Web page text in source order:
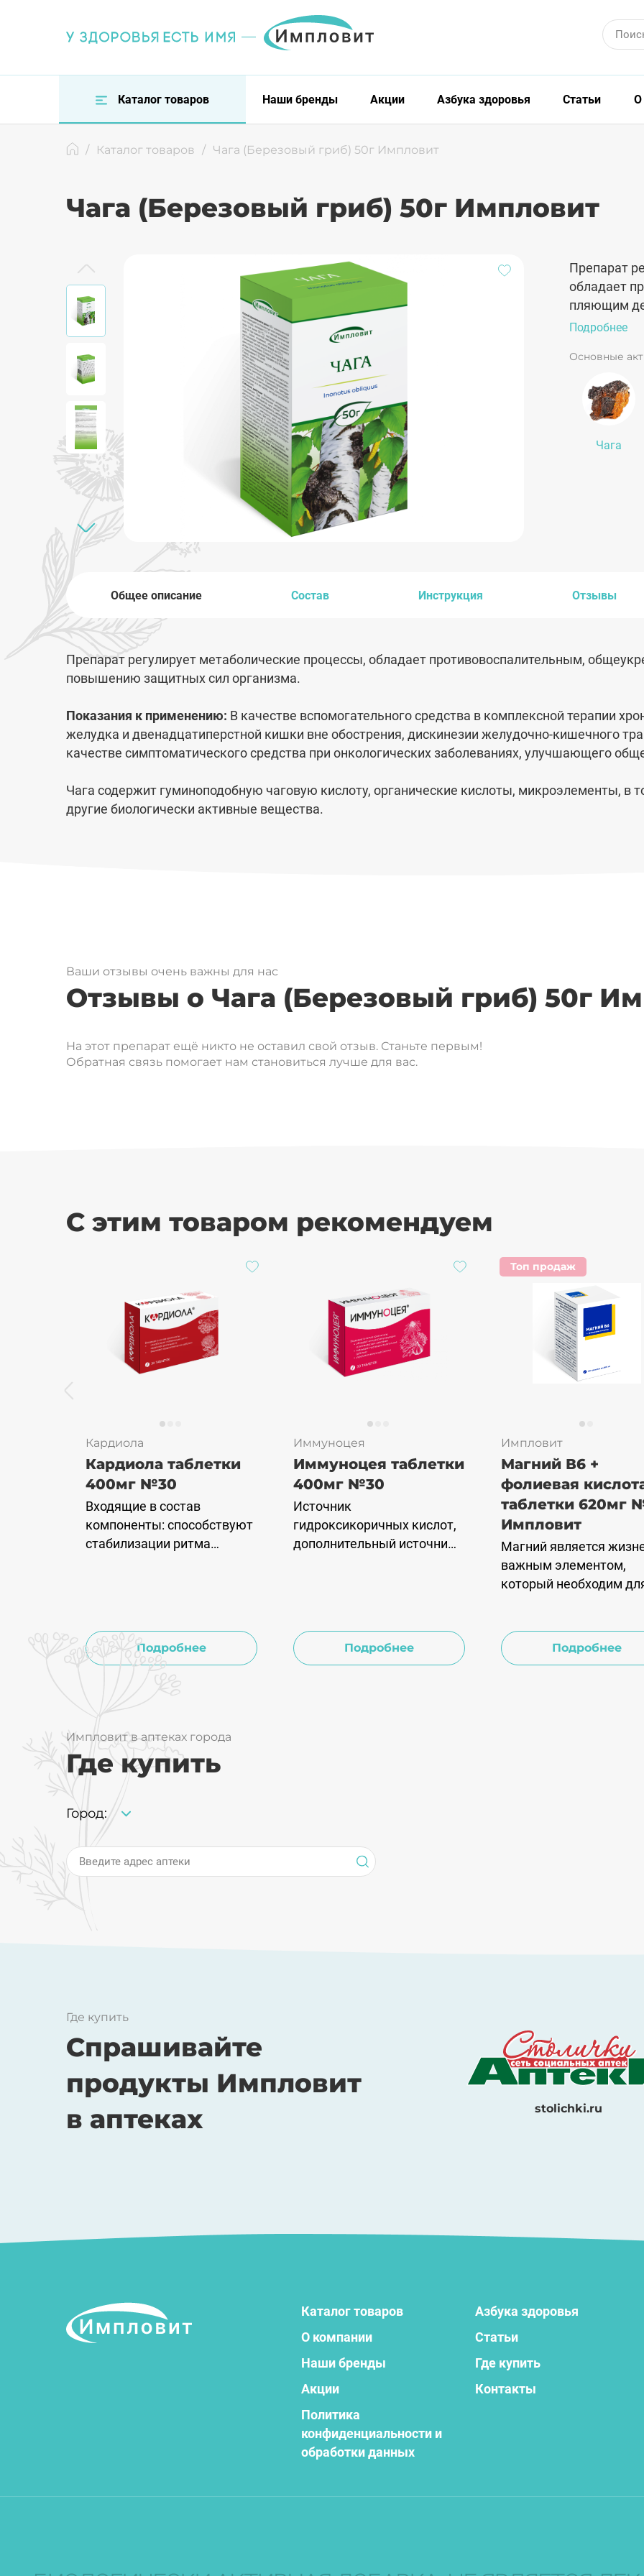
Каталог товаров Наши бренды Акции Азбука здоровья Статьи О
/ Каталог товаров / Чага (Березовый гриб) 50г Импловит
Чага (Березовый гриб) 50г Импловит
Препарат
обладает
пляющим
защитных
Подробнее
Основные
Чага
Общее описание Состав Инструкция Отзывы
Препарат регулирует метаболи­ческие процессы, обладает противовоспалительным,
повышению защитных сил организма.
Показания к применению: В качестве вспомогательного сред­ства в комплексной терапии
желудка и двенадцатиперстной кишки вне обострения, дискинезии желудочно-кишечного
качестве симптоматического средства при онкологических заболеваниях, улучшающего
Чага содержит гуминоподобную чаговую кислоту, органические кислоты, микроэлементы, в
другие биологически активные вещества.
Ваши отзывы очень важны для нас
Отзывы о Чага (Березовый гриб) 50г
На этот препарат ещё никто не оставил свой отзыв. Станьте первым!
Обратная связь помогает нам становиться лучше для вас.
С этим товаром рекомендуем
Кардиола
Кардиола таблетки
400мг №30
Входящие в состав
компоненты: способствуют
стабилизации ритма
Подробнее
Иммуноцея
Иммуноцея таблетки
400мг №30
Источник
гидроксикоричных кислот,
дополнительный источник
биотин).
Подробнее
Топ продаж
Импловит
Магний В6 +
фолиевая
таблетки 620мг
Импловит
Магний является
важным элементом,
который необходим
участвует в
реакций обмена
Подробнее
Импловит в аптеках города
Где купить
Город:
Введите адрес аптеки
Где купить
Спрашивайте
продукты Импловит
в аптеках
stolichki.ru
Каталог товаров
Азбука здоровья
О компании
Статьи
Наши бренды
Где купить
Акции
Контакты
Политика
конфиденциальности и
обработки данных